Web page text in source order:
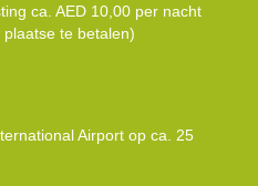
ca. AED 10,00 per nacht
te betalen)
Airport op ca. 25